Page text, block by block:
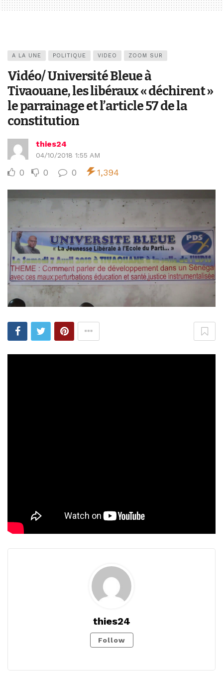
A LA UNE POLITIQUE VIDEO ZOOM SUR
Vidéo/ Université Bleue à
Tivaouane, les libéraux « déchirent »
le parrainage et l’article 57 de la
constitution
thies24
04/10/2018 1:55 AM
0 0 0 1,394
thies24
Follow